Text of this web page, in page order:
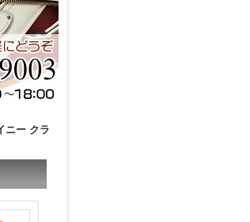
ニー クラ